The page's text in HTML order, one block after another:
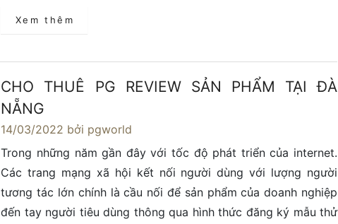
Xem thêm
CHO THUÊ PG REVIEW SẢN PHẨM TẠI ĐÀ
NẴNG
14/03/2022 bởi pgworld
Trong những năm gần đây với tốc độ phát triển của internet.
Các trang mạng xã hội kết nối người dùng với lượng người
tương tác lớn chính là cầu nối để sản phẩm của doanh nghiệp
đến tay người tiêu dùng thông qua hình thức đăng ký mẫu thử